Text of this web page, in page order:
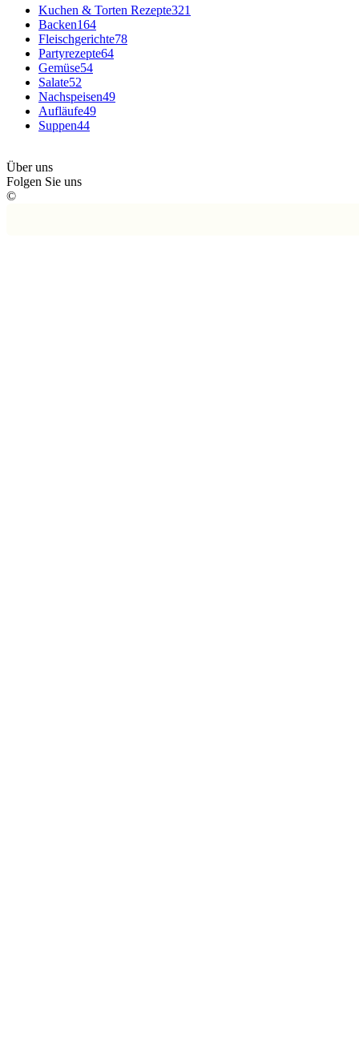
Kuchen & Torten Rezepte321
Backen164
Fleischgerichte78
Partyrezepte64
Gemüse54
Salate52
Nachspeisen49
Aufläufe49
Suppen44
Über uns
Folgen Sie uns
©